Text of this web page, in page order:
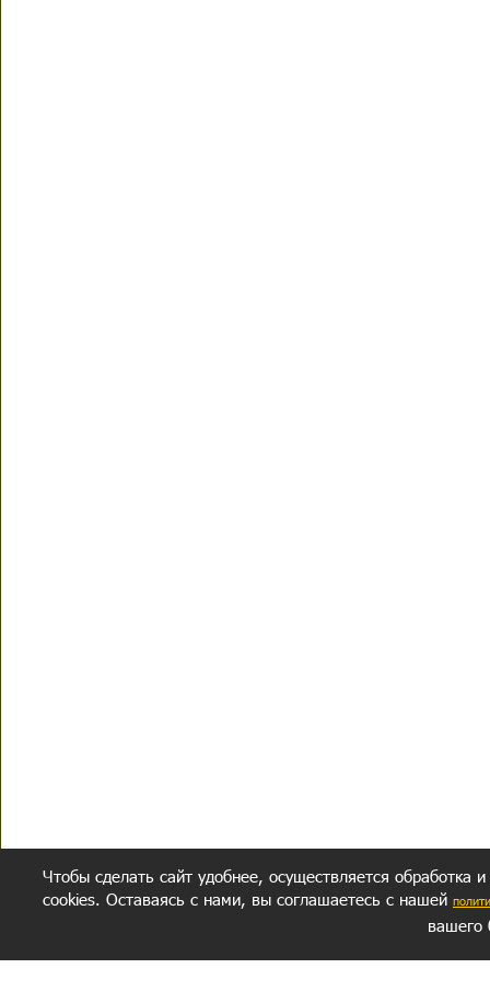
Чтобы сделать сайт удобнее, осуществляется обработка
cookies. Оставаясь с нами, вы соглашаетесь с нашей
вашего